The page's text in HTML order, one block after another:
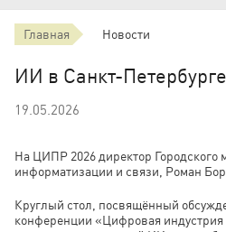
Главная Новости
ИИ в Санкт-
19.05.2026
На ЦИПР 2026 директор Городского
информатизации и связи, Роман
Круглый стол, посвящённый
конференции «Цифровая